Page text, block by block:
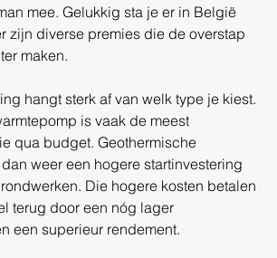
mee. Gelukkig sta je er in België
zijn diverse premies die de overstap
maken.
hangt sterk af van welk type je kiest.
is vaak de meest
qua budget. Geothermische
weer een hogere startinvestering
Die hogere kosten betalen
terug door een nóg lager
een superieur rendement.